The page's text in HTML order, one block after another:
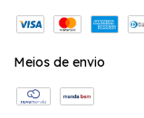
Meios de envio